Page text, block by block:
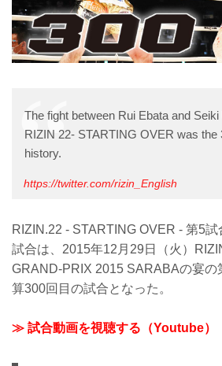
The fight between Rui Ebata and
RIZIN 22- STARTING OVER was the
history.
https://twitter.com/rizin_English
RIZIN.22 - STARTING OVER - 第5
試合は、2015年12月29日（火）
GRAND-PRIX 2015 SARABAの宴の
算300回目の試合となった。
≫ 試合動画を視聴する（Youtube）